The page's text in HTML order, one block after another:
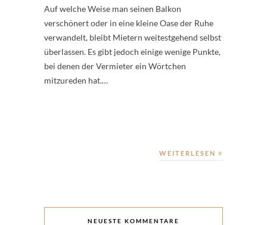
Auf welche Weise man seinen Balkon
verschönert oder in eine kleine Oase der Ruhe
verwandelt, bleibt Mietern weitestgehend selbst
überlassen. Es gibt jedoch einige wenige Punkte,
bei denen der Vermieter ein Wörtchen
mitzureden hat.…
WEITERLESEN
NEUESTE KOMMENTARE